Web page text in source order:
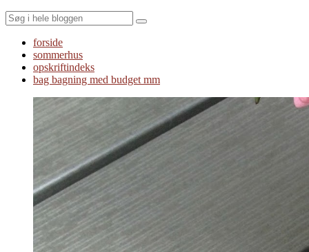
Search
forside
sommerhus
opskriftindeks
bag bagning med budget mm